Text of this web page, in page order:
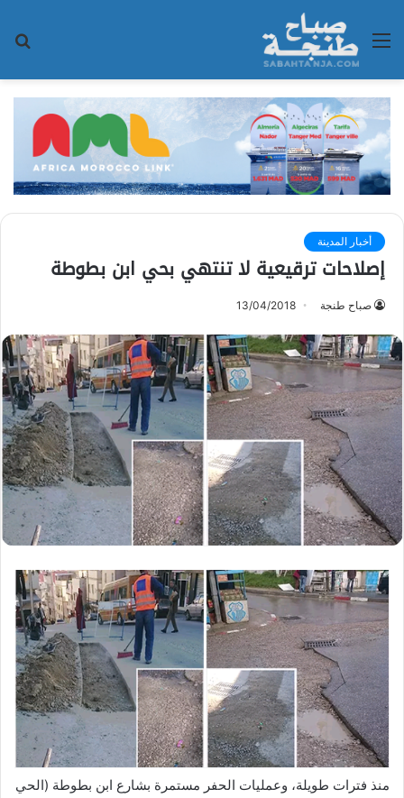
القائمة
أخبار المدينة
إصلاحات ترقيعية لا تنتهي بحي ابن بطوطة
صباح طنجة 13/04/2018
منذ فترات طويلة، وعمليات الحفر مستمرة بشارع ابن بطوطة (الحي